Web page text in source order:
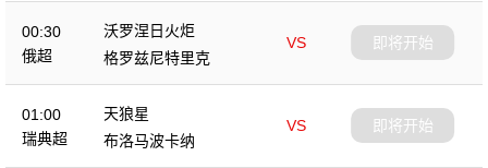
00:30
俄超
沃罗涅日火炬
VS
格罗兹尼特里克
即将开始
01:00
瑞典超
天狼星
VS
布洛马波卡纳
即将开始